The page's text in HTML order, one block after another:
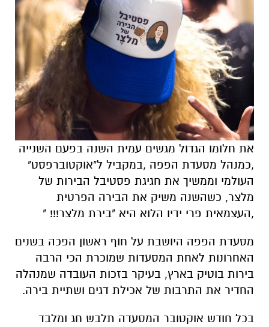
את חלומו הגדול מגשים עמית השנה בפעם השנייה
,כמנהל מסעדת הפפה ,במקביל ל"אוקטוברפסט"
העולמי וממשיך את חגיגת פסטיבל הבירות של
מלצר, כשהשנה משיק את הבירה הפרטית
,העצמאית פרי ידיו הלוא היא "בירת מלצר!!! "
מסעדת הפפה היושבת על חוף ראשון הפכה בשנים
האחרונות לאחת המסעדות שמוכרת הכי הרבה
בירות בוטיק בארץ, בעיקר בזכות העובדה שמנהלה
החדיר את התרבות של אכילת דגים ושתיית בירה.
בכל חודש אוקטובר המסעדה תלבש חג ומלבד